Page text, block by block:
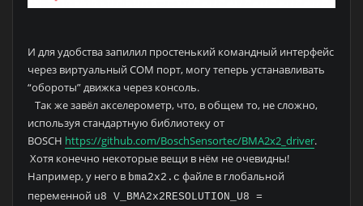
И для удобства запилил простенький командный интерфейс
через виртуальный COM порт, могу теперь устанавливать
“обороты” движка через консоль.
Так же завёл акселерометр, что, в общем то, не сложно,
используя стандартную библиотеку от
BOSCH https://github.com/BoschSensortec/BMA2x2_driver.
Хотя конечно некоторые вещи в нём не очевидны!
Например, у него в bma2x2.c файле в глобальной
переменной u8 V_BMA2x2RESOLUTION_U8 =